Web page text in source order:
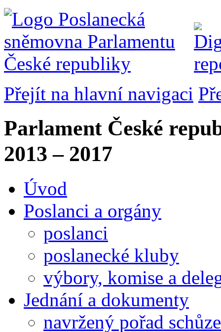
Přejít na hlavní navigaci
Parlament České
2013 – 2017
Úvod
Poslanci a orgány
poslanci
poslanecké kluby
výbory, komise a
Jednání a dokumenty
navržený pořad schůze